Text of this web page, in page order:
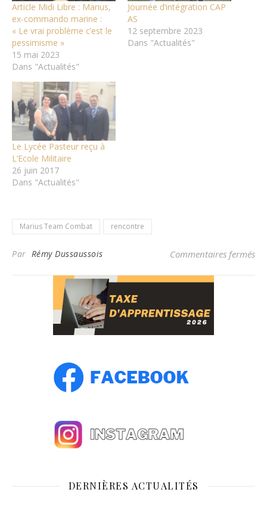
Article Midi Libre : Marius,
ex-commando marine :
« Le vrai problème c’est le
pessimisme »
15 mai 2023
Dans "Actualités"
Journée d’intégration CAP
AS
12 septembre 2023
Dans "Actualités"
Le Lycée Pasteur reçu à
L’Ecole Militaire
26 juin 2017
Dans "Actualités"
Marius Team Combat rencontre
Par Rémy Dussaussois Commentaires fermés
DERNIÈRES ACTUALITÉS